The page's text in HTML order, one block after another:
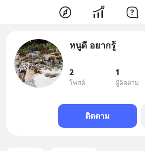
หนูดี อยากรู้
2
โพสต์
1
ผู้ติดตาม
ติดตาม